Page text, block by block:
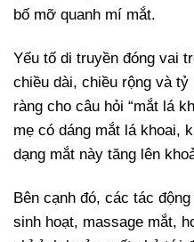
bố mỡ quanh mí mắt.
Yếu tố di truyền đóng vai
chiều dài, chiều rộng và
ràng cho câu hỏi “mắt lá
mẹ có dáng mắt lá khoai,
dạng mắt này tăng lên
Bên cạnh đó, các tác
sinh hoạt, massage mắt,